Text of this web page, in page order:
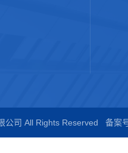
公司 All Rights Reserved 备案